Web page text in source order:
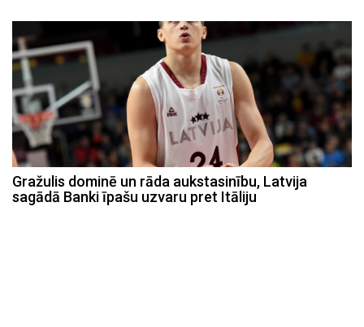
Gražulis dominē un rāda aukstasinību, Latvija
sagādā Banki īpašu uzvaru pret Itāliju